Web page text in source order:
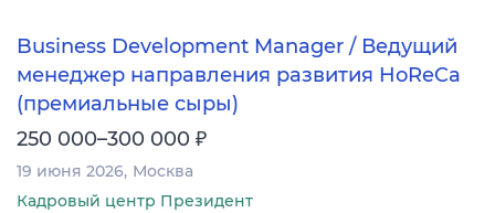
Business Development Manager / Ведущий
менеджер направления развития HoReCa
(премиальные сыры)
250 000–300 000 ₽
19 июня 2026 Москва
Кадровый центр Президент